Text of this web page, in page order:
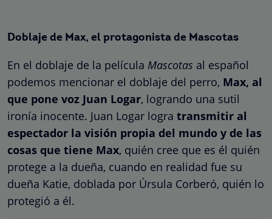
Doblaje de Max, el protagonista de Mascotas
En el doblaje de la película Mascotas al español
podemos mencionar el doblaje del perro, Max, al
que pone voz Juan Logar, logrando una sutil
ironía inocente. Juan Logar logra transmitir al
espectador la visión propia del mundo y de las
cosas que tiene Max, quién cree que es él quién
protege a la dueña, cuando en realidad fue su
dueña Katie, doblada por Úrsula Corberó, quién lo
protegió a él.